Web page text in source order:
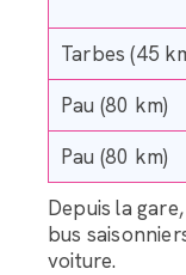
Tarbes (45
Pau (80 km)
Pau (80 km)
Depuis la
bus
voiture.